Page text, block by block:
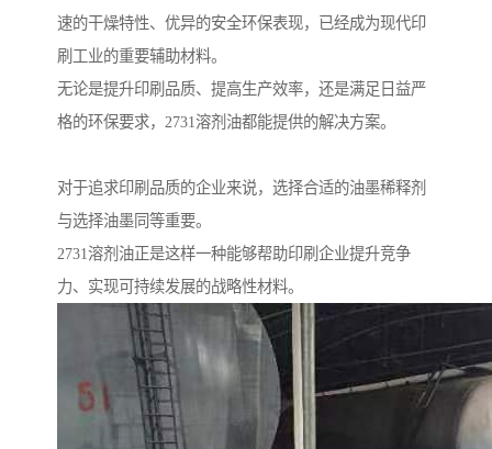
速的干燥特性、优异的安全环保表现，已经成为现代印
刷工业的重要辅助材料。
无论是提升印刷品质、提高生产效率，还是满足日益严
格的环保要求，2731溶剂油都能提供的解决方案。
对于追求印刷品质的企业来说，选择合适的油墨稀释剂
与选择油墨同等重要。
2731溶剂油正是这样一种能够帮助印刷企业提升竞争
力、实现可持续发展的战略性材料。